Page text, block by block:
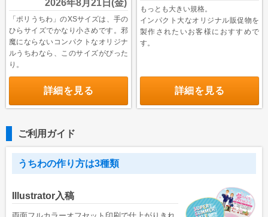
2026年8月21日(金)
「ポリうちわ」のXSサイズは、手の
ひらサイズでかなり小さめです。邪
魔にならないコンパクトなオリジナ
ルうちわなら、このサイズがぴった
り。
詳細を見る
もっとも大きい規格。
インパクト大なオリジナル販促物を
製作されたいお客様におすすめで
す。
詳細を見る
ご利用ガイド
うちわの作り方は3種類
Illustrator入稿